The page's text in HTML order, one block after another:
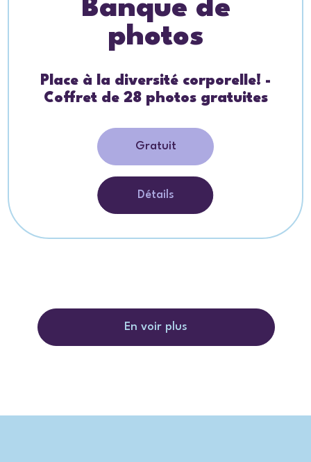
Banque de
photos
Place à la diversité corporelle! -
Coffret de 28 photos gratuites
Gratuit
Détails
En voir plus